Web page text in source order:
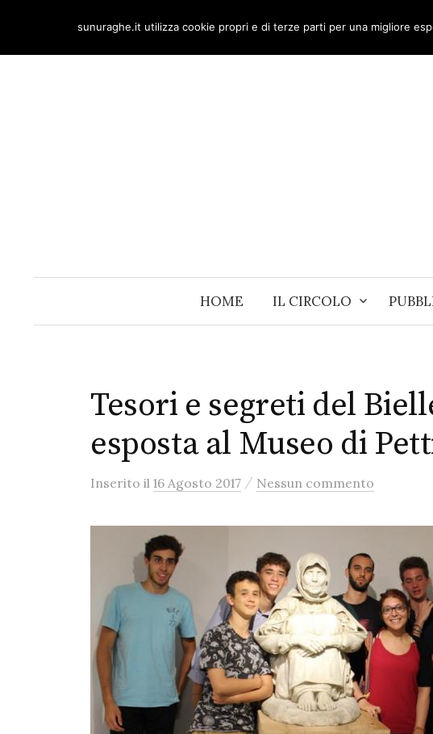
content
HOME IL CIRCOLO
Tesori e segreti del
esposta al Museo di
Inserito il 16 Agosto 2017 / Nessun commento
sunuraghe.it utilizza cookie propri e di terze parti per una migliore